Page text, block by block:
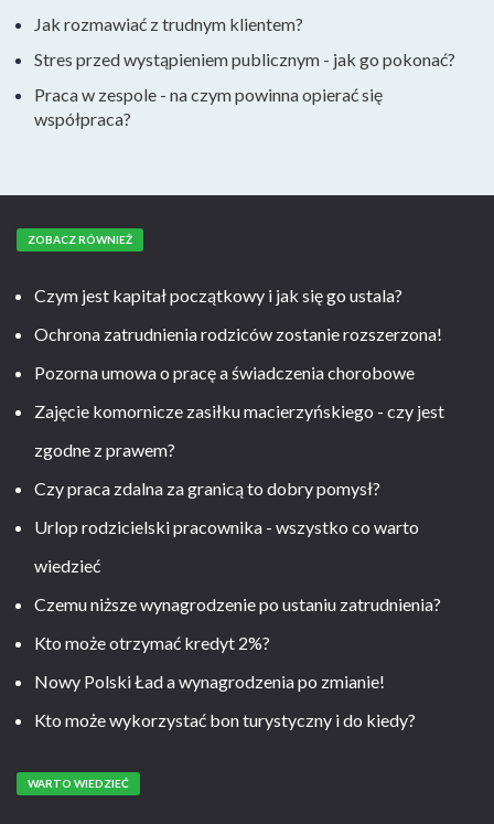
Jak rozmawiać z trudnym klientem?
Stres przed wystąpieniem publicznym - jak go pokonać?
Praca w zespole - na czym powinna opierać się
współpraca?
ZOBACZ RÓWNIEŻ
Czym jest kapitał początkowy i jak się go ustala?
Ochrona zatrudnienia rodziców zostanie rozszerzona!
Pozorna umowa o pracę a świadczenia chorobowe
Zajęcie komornicze zasiłku macierzyńskiego - czy jest
zgodne z prawem?
Czy praca zdalna za granicą to dobry pomysł?
Urlop rodzicielski pracownika - wszystko co warto
wiedzieć
Czemu niższe wynagrodzenie po ustaniu zatrudnienia?
Kto może otrzymać kredyt 2%?
Nowy Polski Ład a wynagrodzenia po zmianie!
Kto może wykorzystać bon turystyczny i do kiedy?
WARTO WIEDZIEĆ